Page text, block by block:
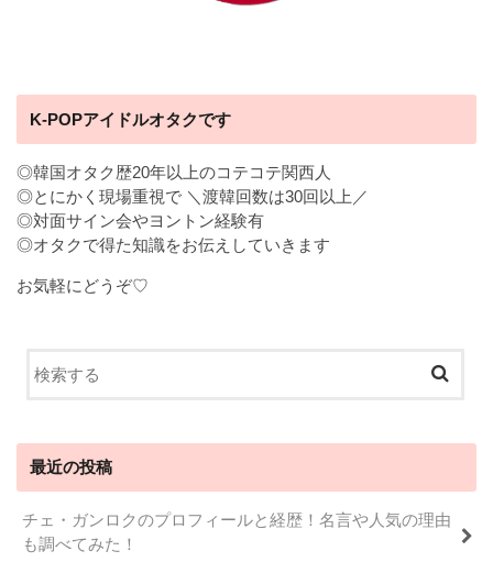
K-POPアイドルオタクです
◎韓国オタク歴20年以上のコテコテ関西人
◎とにかく現場重視で ＼渡韓回数は30回以上／
◎対面サイン会やヨントン経験有
◎オタクで得た知識をお伝えしていきます
お気軽にどうぞ♡
最近の投稿
チェ・ガンロクのプロフィールと経歴！名言や人気の理由
も調べてみた！